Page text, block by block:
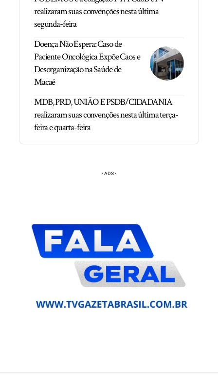
realizaram suas convenções nesta última
segunda-feira
Doença Não Espera: Caso de
Paciente Oncológica Expõe Caos e
Desorganização na Saúde de
Macaé
MDB, PRD, UNIÃO E PSDB/CIDADANIA
realizaram suas convenções nesta última terça-
feira e quarta-feira
- ADS -